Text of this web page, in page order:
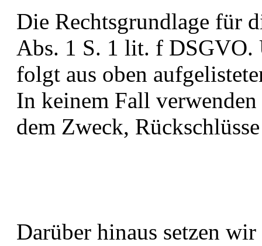
Die Rechtsgrundlage für
Abs. 1 S. 1 lit. f DSGVO.
folgt aus oben
In keinem Fall
dem Zweck,
Darüber hinaus setzen